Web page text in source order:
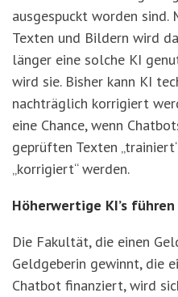
ausgespuckt worden
Texten und Bildern wird
länger eine solche KI
wird sie. Bisher kann KI
nachträglich korrigiert
eine Chance, wenn
geprüften Texten
„korrigiert“ werden.
Höherwertige KI’s
Die Fakultät, die einen
Geldgeberin gewinnt, die
Chatbot finanziert, wird